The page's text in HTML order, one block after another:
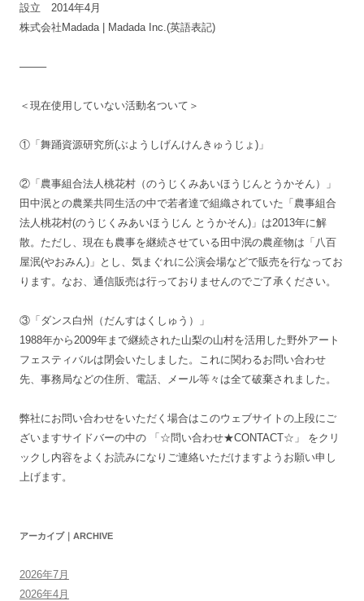
設立 2014年4月
株式会社Madada | Madada Inc.(英語表記)
——–
＜現在使用していない活動名ついて＞
①「舞踊資源研究所(ぶようしげんけんきゅうじょ)」
②「農事組合法人桃花村（のうじくみあいほうじんとうかそん）」
田中泯との農業共同生活の中で若者達で組織されていた「農事組合
法人桃花村(のうじくみあいほうじん とうかそん)」は2013年に解
散。ただし、現在も農事を継続させている田中泯の農産物は「八百
屋泯(やおみん)」とし、気まぐれに公演会場などで販売を行なってお
ります。なお、通信販売は行っておりませんのでご了承ください。
③「ダンス白州（だんすはくしゅう）」
1988年から2009年まで継続された山梨の山村を活用した野外アート
フェスティバルは閉会いたしました。これに関わるお問い合わせ
先、事務局などの住所、電話、メール等々は全て破棄されました。
弊社にお問い合わせをいただく場合はこのウェブサイトの上段にご
ざいますサイドバーの中の 「☆問い合わせ★CONTACT☆」 をクリ
ックし内容をよくお読みになりご連絡いただけますようお願い申し
上げます。
アーカイブ｜ARCHIVE
2026年7月
2026年4月